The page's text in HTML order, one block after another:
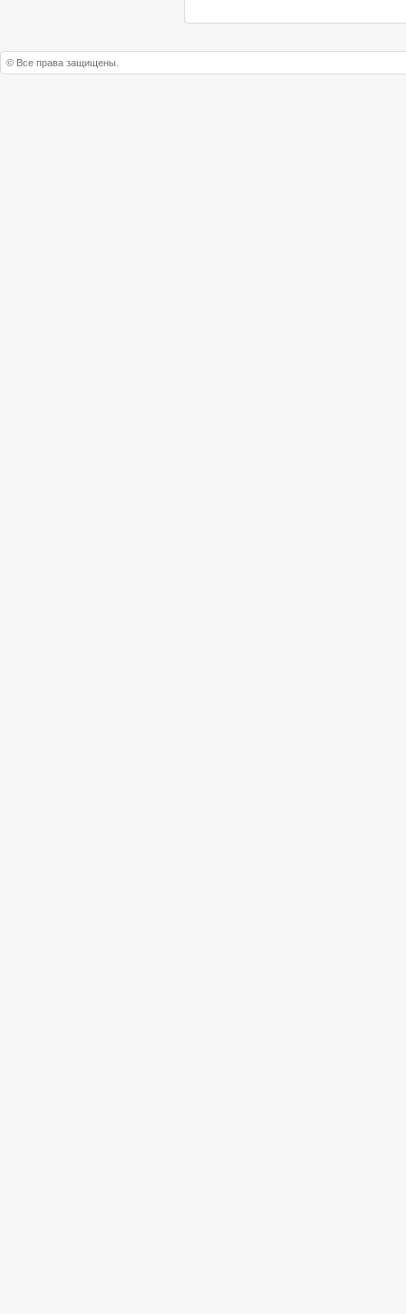
© Все права защищены.